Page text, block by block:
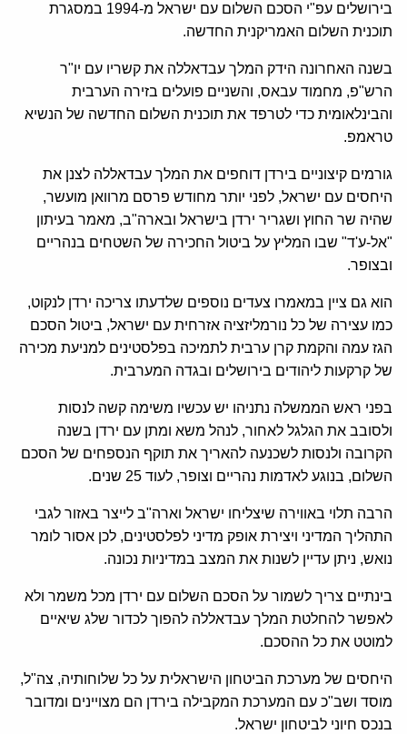
בירושלים עפ"י הסכם השלום עם ישראל מ-1994 במסגרת
תוכנית השלום האמריקנית החדשה.
בשנה האחרונה הידק המלך עבדאללה את קשריו עם יו"ר
הרש"פ, מחמוד עבאס, והשניים פועלים בזירה הערבית
והבינלאומית כדי לטרפד את תוכנית השלום החדשה של הנשיא
טראמפ.
גורמים קיצוניים בירדן דוחפים את המלך עבדאללה לצנן את
היחסים עם ישראל, לפני יותר מחודש פרסם מרוואן מועשר,
שהיה שר החוץ ושגריר ירדן בישראל ובארה"ב, מאמר בעיתון
"אל-ע'ד" שבו המליץ על ביטול החכירה של השטחים בנהריים
ובצופר.
הוא גם ציין במאמרו צעדים נוספים שלדעתו צריכה ירדן לנקוט,
כמו עצירה של כל נורמליזציה אזרחית עם ישראל, ביטול הסכם
הגז עמה והקמת קרן ערבית לתמיכה בפלסטינים למניעת מכירה
של קרקעות ליהודים בירושלים ובגדה המערבית.
בפני ראש הממשלה נתניהו יש עכשיו משימה קשה לנסות
ולסובב את הגלגל לאחור, לנהל משא ומתן עם ירדן בשנה
הקרובה ולנסות לשכנעה להאריך את תוקף הנספחים של הסכם
השלום, בנוגע לאדמות נהריים וצופר, לעוד 25 שנים.
הרבה תלוי באווירה שיצליחו ישראל וארה"ב לייצר באזור לגבי
התהליך המדיני ויצירת אופק מדיני לפלסטינים, לכן אסור לומר
נואש, ניתן עדיין לשנות את המצב במדיניות נכונה.
בינתיים צריך לשמור על הסכם השלום עם ירדן מכל משמר ולא
לאפשר להחלטת המלך עבדאללה להפוך לכדור שלג שיאיים
למוטט את כל ההסכם.
היחסים של מערכת הביטחון הישראלית על כל שלוחותיה, צה"ל,
מוסד ושב"כ עם המערכת המקבילה בירדן הם מצויינים ומדובר
בנכס חיוני לביטחון ישראל.